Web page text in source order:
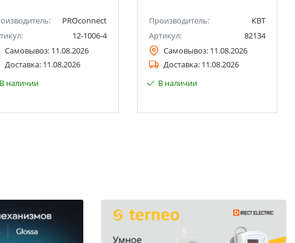
PROconnect
12-1006-4
Самовывоз: 11.08.2026
Доставка: 11.08.2026
В наличии
Производитель:
КВТ
Артикул:
82134
Самовывоз: 11.08.2026
Доставка: 11.08.2026
В наличии